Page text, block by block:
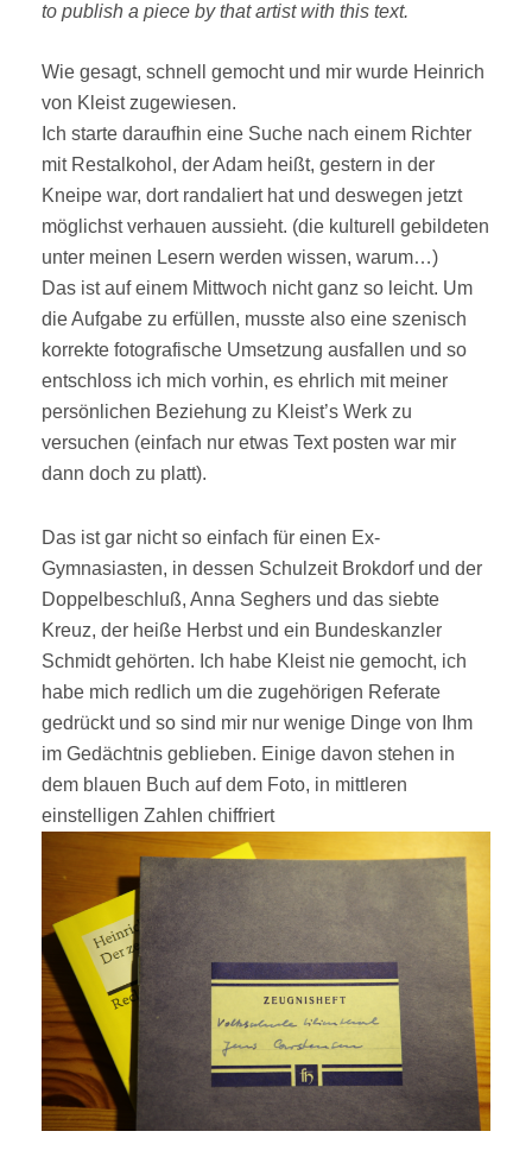
to publish a piece by that artist with this text.
Wie gesagt, schnell gemocht und mir wurde Heinrich
von Kleist zugewiesen.
Ich starte daraufhin eine Suche nach einem Richter
mit Restalkohol, der Adam heißt, gestern in der
Kneipe war, dort randaliert hat und deswegen jetzt
möglichst verhauen aussieht. (die kulturell gebildeten
unter meinen Lesern werden wissen, warum…)
Das ist auf einem Mittwoch nicht ganz so leicht. Um
die Aufgabe zu erfüllen, musste also eine szenisch
korrekte fotografische Umsetzung ausfallen und so
entschloss ich mich vorhin, es ehrlich mit meiner
persönlichen Beziehung zu Kleist’s Werk zu
versuchen (einfach nur etwas Text posten war mir
dann doch zu platt).
Das ist gar nicht so einfach für einen Ex-
Gymnasiasten, in dessen Schulzeit Brokdorf und der
Doppelbeschluß, Anna Seghers und das siebte
Kreuz, der heiße Herbst und ein Bundeskanzler
Schmidt gehörten. Ich habe Kleist nie gemocht, ich
habe mich redlich um die zugehörigen Referate
gedrückt und so sind mir nur wenige Dinge von Ihm
im Gedächtnis geblieben. Einige davon stehen in
dem blauen Buch auf dem Foto, in mittleren
einstelligen Zahlen chiffriert